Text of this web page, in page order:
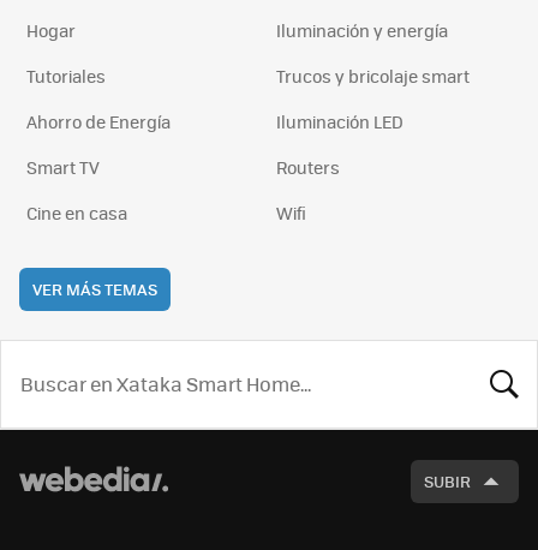
Hogar
Iluminación y energía
Tutoriales
Trucos y bricolaje smart
Ahorro de Energía
Iluminación LED
Smart TV
Routers
Cine en casa
Wifi
VER MÁS TEMAS
SUBIR